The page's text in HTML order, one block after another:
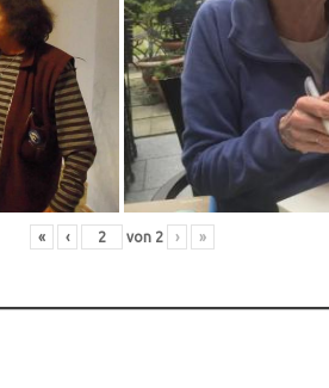
« ‹ von 2 › »